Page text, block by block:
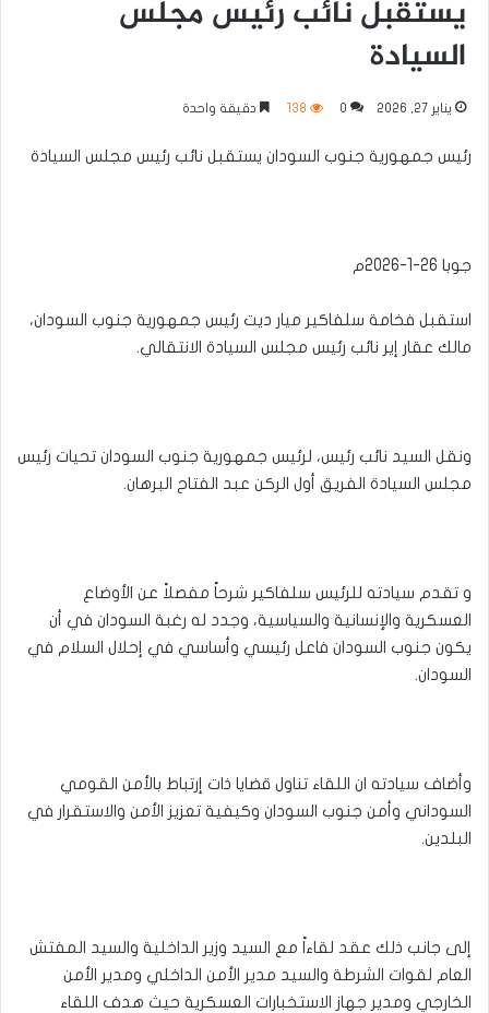
يستقبل نائب رئيس مجلس
السيادة
يناير 27, 2026 0
138 دقيقة واحدة
رئيس جمهورية جنوب السودان يستقبل نائب رئيس مجلس السيادة
جوبا 26-1-2026م
استقبل فخامة سلفاكير ميار ديت رئيس جمهورية جنوب السودان،
مالك عقار إير نائب رئيس مجلس السيادة الانتقالي.
ونقل السيد نائب رئيس، لرئيس جمهورية جنوب السودان تحيات رئيس
مجلس السيادة الفريق أول الركن عبد الفتاح البرهان.
و تقدم سيادته للرئيس سلفاكير شرحاً مفصلاً عن الأوضاع
العسكرية والإنسانية والسياسية، وجدد له رغبة السودان في أن
يكون جنوب السودان فاعل رئيسي وأساسي في إحلال السلام في
السودان.
وأضاف سيادته ان اللقاء تناول قضايا ذات إرتباط بالأمن القومي
السوداني وأمن جنوب السودان وكيفية تعزيز الأمن والاستقرار في
البلدين.
إلى جانب ذلك عقد لقاءاً مع السيد وزير الداخلية والسيد المفتش
العام لقوات الشرطة والسيد مدير الأمن الداخلي ومدير الأمن
الخارجي ومدير جهاز الاستخبارات العسكرية حيث هدف اللقاء